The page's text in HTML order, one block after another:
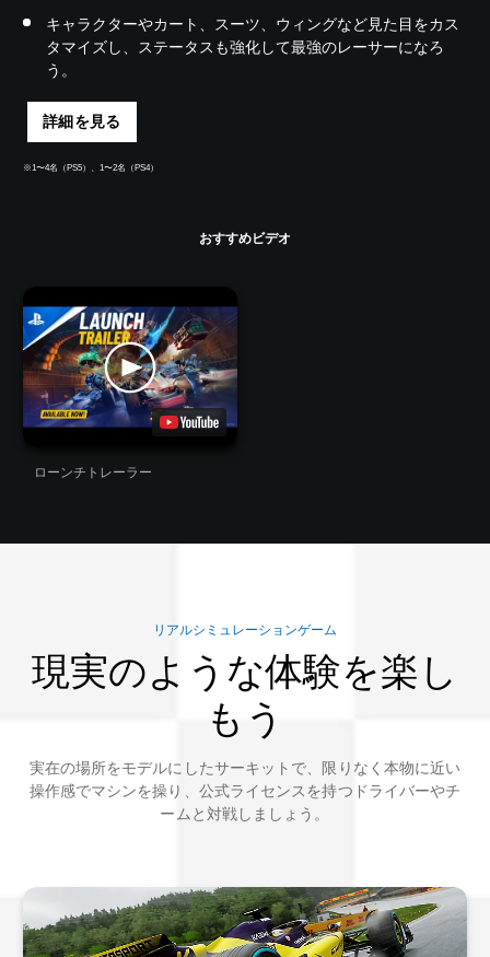
キャラクターやカート、スーツ、ウィングなど見た目をカス
タマイズし、ステータスも強化して最強のレーサーになろ
う。
詳細を見る
※1〜4名（PS5）、1〜2名（PS4）
おすすめビデオ
ローンチトレーラー
リアルシミュレーションゲーム
現実のような体験を楽し
もう
実在の場所をモデルにしたサーキットで、限りなく本物に近い
操作感でマシンを操り、公式ライセンスを持つドライバーやチ
ームと対戦しましょう。